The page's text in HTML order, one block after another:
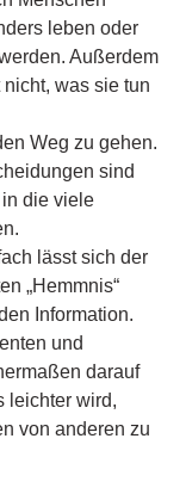
leben oder
Außerdem
was sie tun
Weg zu gehen.
sind
die viele
lässt sich der
„Hemmnis“
Information.
und
darauf
leichter wird,
von anderen zu